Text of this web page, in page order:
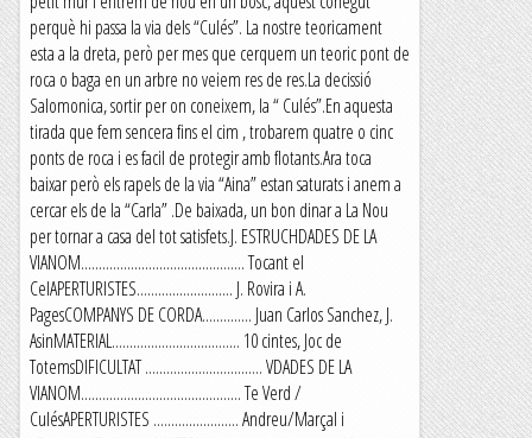
perquè hi passa la via dels “Culés”. La nostre teoricament
esta a la dreta, però per mes que cerquem un teoric pont de
roca o baga en un arbre no veiem res de res.La decissió
Salomonica, sortir per on coneixem, la “ Culés”.En aquesta
tirada que fem sencera fins el cim , trobarem quatre o cinc
ponts de roca i es facil de protegir amb flotants.Ara toca
baixar però els rapels de la via “Aina” estan saturats i anem a
cercar els de la “Carla” .De baixada, un bon dinar a La Nou
per tornar a casa del tot satisfets.J. ESTRUCHDADES DE LA
VIANOM.............................................. Tocant el
CelAPERTURISTES........................... J. Rovira i A.
PagesCOMPANYS DE CORDA.............. Juan Carlos Sanchez, J.
AsinMATERIAL.................................... 10 cintes, Joc de
TotemsDIFICULTAT ................................. VDADES DE LA
VIANOM............................................. Te Verd /
CulésAPERTURISTES ........................ Andreu/Marçal i